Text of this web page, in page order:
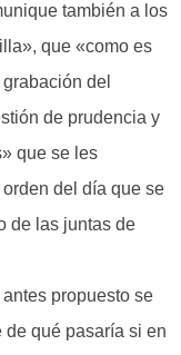
también a los
que «como es
del
de prudencia y
que se les
del día que se
de las juntas de
propuesto se
de qué pasaría si en